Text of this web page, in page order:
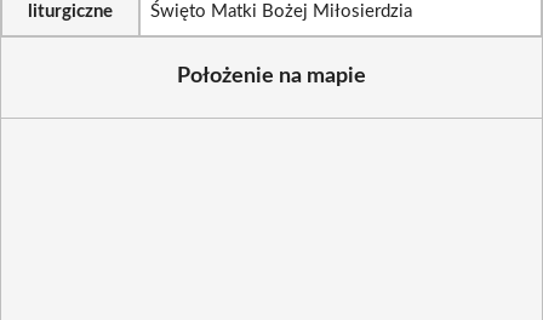
liturgiczne
Święto Matki Bożej Miłosierdzia
Położenie na mapie